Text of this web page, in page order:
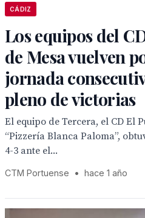
CÁDIZ
Los equipos del
de Mesa vuelven
jornada
pleno de victorias
El equipo de Tercera, el CD El
“Pizzería Blanca Paloma”,
4-3 ante el...
CTM Portuense • hace 1 año